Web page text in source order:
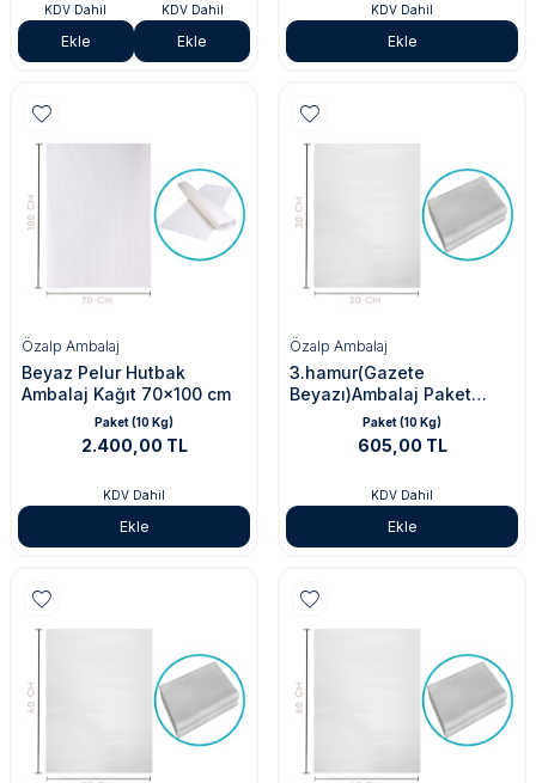
KDV Dahil
Ekle
KDV Dahil
Ekle
KDV Dahil
Ekle
Özalp Ambalaj
Beyaz Pelur Hutbak
Ambalaj Kağıt 70x100 cm
Paket (10 Kg)
2.400,00 TL
KDV Dahil
Ekle
Özalp Ambalaj
3.hamur(Gazete
Beyazı)Ambalaj Paket
Kağıdı 20x30cm
Paket (10 Kg)
605,00 TL
KDV Dahil
Ekle